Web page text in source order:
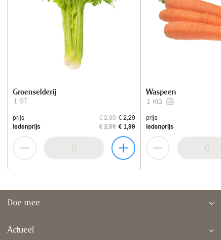
1 ST
Groenselderij
prijs € 2,99 € 2,29
ledenprijs
€ 2,59 € 1,99
1 KG
Waspeen
prijs
ledenprijs
Doe mee
Actueel